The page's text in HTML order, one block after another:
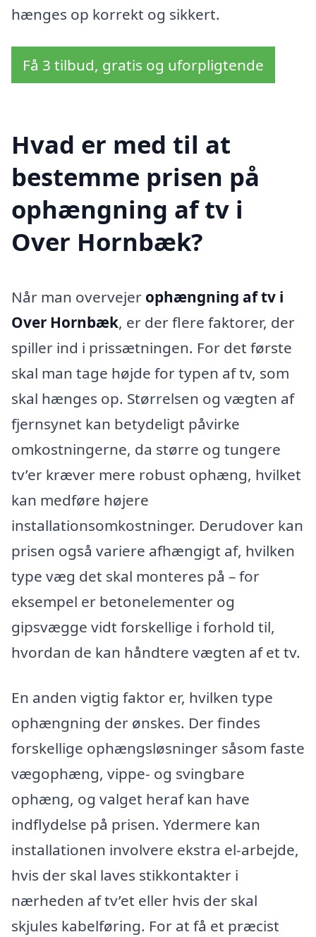
hænges op korrekt og sikkert.
Få 3 tilbud, gratis og uforpligtende
Hvad er med til at
bestemme prisen på
ophængning af tv i
Over Hornbæk?
Når man overvejer ophængning af tv i
Over Hornbæk, er der flere faktorer, der
spiller ind i prissætningen. For det første
skal man tage højde for typen af tv, som
skal hænges op. Størrelsen og vægten af
fjernsynet kan betydeligt påvirke
omkostningerne, da større og tungere
tv’er kræver mere robust ophæng, hvilket
kan medføre højere
installationsomkostninger. Derudover kan
prisen også variere afhængigt af, hvilken
type væg det skal monteres på – for
eksempel er betonelementer og
gipsvægge vidt forskellige i forhold til,
hvordan de kan håndtere vægten af et tv.
En anden vigtig faktor er, hvilken type
ophængning der ønskes. Der findes
forskellige ophængsløsninger såsom faste
vægophæng, vippe- og svingbare
ophæng, og valget heraf kan have
indflydelse på prisen. Ydermere kan
installationen involvere ekstra el-arbejde,
hvis der skal laves stikkontakter i
nærheden af tv’et eller hvis der skal
skjules kabelføring. For at få et præcist